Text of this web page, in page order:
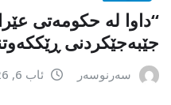
“داوا لە حكومەتی
جێبەجێكردنی
سەرنوسەر ئاب 6, 2026